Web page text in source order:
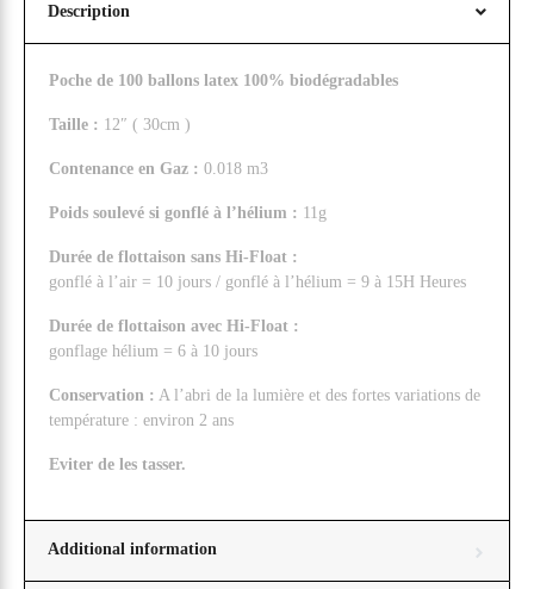
Description
Poche de 100 ballons latex 100% biodégradables
Taille : 12″ ( 30cm )
Contenance en Gaz : 0.018 m3
Poids soulevé si gonflé à l’hélium : 11g
Durée de flottaison sans Hi-Float :
gonflé à l’air = 10 jours / gonflé à l’hélium = 9 à 15H Heures
Durée de flottaison avec Hi-Float :
gonflage hélium = 6 à 10 jours
Conservation : A l’abri de la lumière et des fortes variations de
température : environ 2 ans
Eviter de les tasser.
Additional information